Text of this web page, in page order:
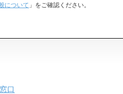
について 」をご確認ください。
口